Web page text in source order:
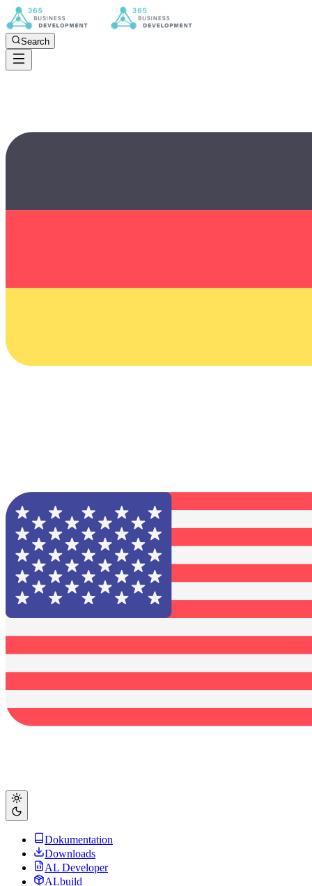
Search
Dokumentation
Downloads
AL Developer
ALbuild